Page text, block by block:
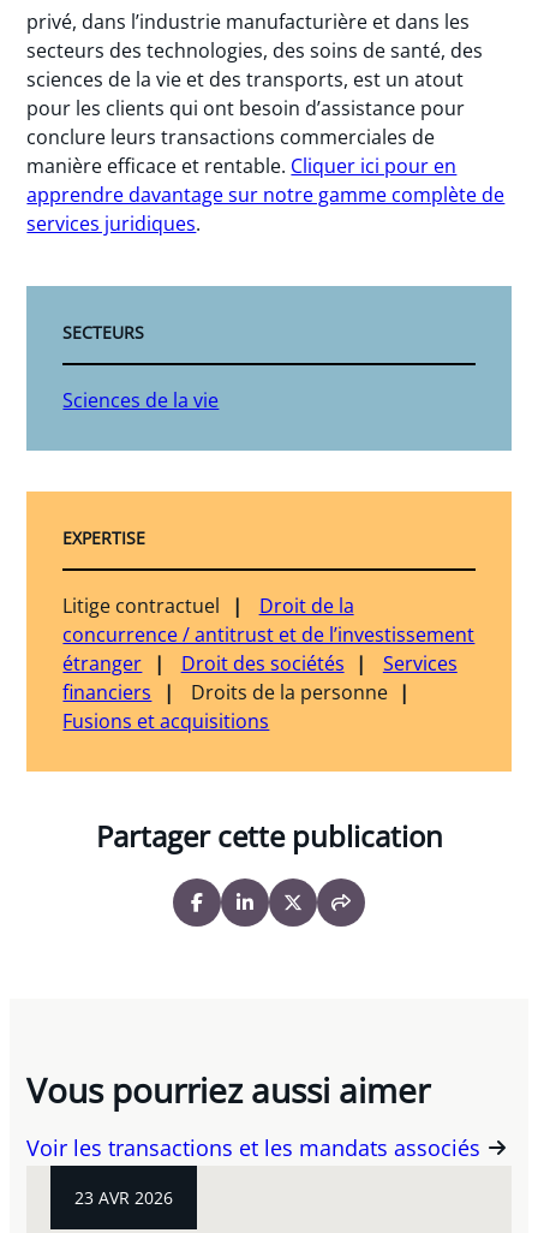
privé, dans l’industrie manufacturière et dans les
secteurs des technologies, des soins de santé, des
sciences de la vie et des transports, est un atout
pour les clients qui ont besoin d’assistance pour
conclure leurs transactions commerciales de
manière efficace et rentable. Cliquer ici pour en
apprendre davantage sur notre gamme complète de
services juridiques.
SECTEURS
Sciences de la vie
EXPERTISE
Litige contractuel
Droit de la
concurrence / antitrust et de l’investissement
étranger
Droit des sociétés
Services
financiers
Droits de la personne
Fusions et acquisitions
Partager cette publication
Vous pourriez aussi aimer
Voir les transactions et les mandats associés
23 AVR 2026